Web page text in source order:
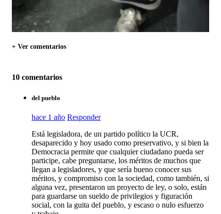
+ Ver comentarios
10 comentarios
del pueblo
hace 1 año Responder
Está legisladora, de un partido político la UCR,
desaparecido y hoy usado como preservativo, y si bien la
Democracia permite que cualquier ciudadano pueda ser
participe, cabe preguntarse, los méritos de muchos que
llegan a legisladores, y que sería bueno conocer sus
méritos, y compromiso con la sociedad, como también, si
alguna vez, presentaron un proyecto de ley, o solo, están
para guardarse un sueldo de privilegios y figuración
social, con la guita del pueblo, y escaso o nulo esfuerzo